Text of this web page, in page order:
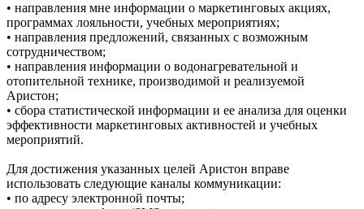
• направления мне информации о маркетинговых акциях,
программах лояльности, учебных мероприятиях;
• направления предложений, связанных с возможным
сотрудничеством;
• направления информации о водонагревательной и
отопительной технике, производимой и реализуемой
Аристон;
• сбора статистической информации и ее анализа для оценки
эффективности маркетинговых активностей и учебных
мероприятий.
Для достижения указанных целей Аристон вправе
использовать следующие каналы коммуникации:
• по адресу электронной почты;